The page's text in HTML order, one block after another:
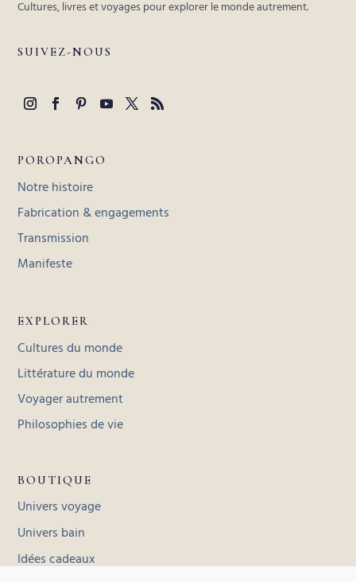
Cultures, livres et voyages pour explorer le monde autrement.
SUIVEZ-NOUS
POROPANGO
Notre histoire
Fabrication & engagements
Transmission
Manifeste
EXPLORER
Cultures du monde
Littérature du monde
Voyager autrement
Philosophies de vie
BOUTIQUE
Univers voyage
Univers bain
Idées cadeaux